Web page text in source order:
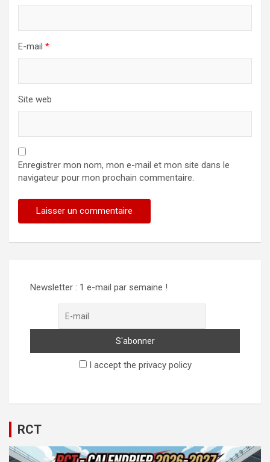
E-mail *
Site web
Enregistrer mon nom, mon e-mail et mon site dans le
navigateur pour mon prochain commentaire.
Newsletter : 1 e-mail par semaine !
I accept the privacy policy
RCT